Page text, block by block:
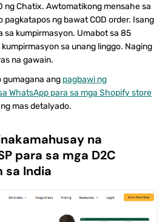
ng Chatix. Awtomatikong mensahe sa
pagkatapos ng bawat COD order. Isang
sa kumpirmasyon. Umabot sa 85
sa unang linggo. Naging
na gawain.
gumagana ang pagbawi ng
WhatsApp para sa mga Shopify store
mas detalyado.
na
para sa mga D2C
sa India